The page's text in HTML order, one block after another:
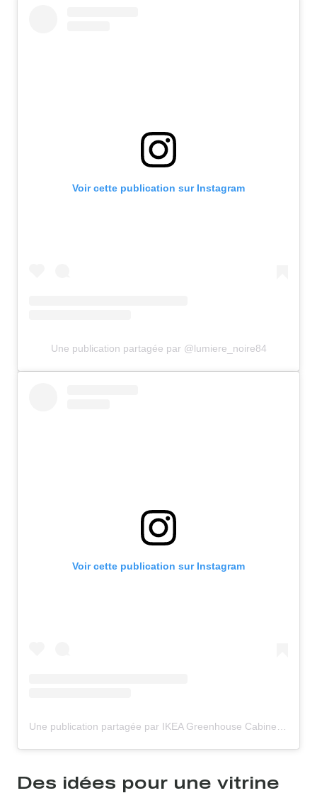
Voir cette publication sur Instagram
Une publication partagée par @lumiere_noire84
Voir cette publication sur Instagram
Des idées pour une vitrine